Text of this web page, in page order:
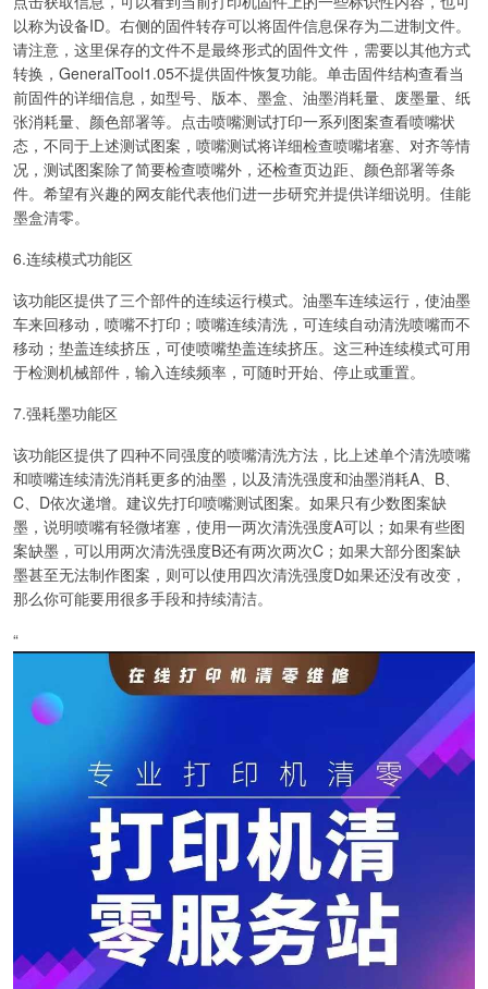
以称为设备ID。右侧的固件转存可以将固件信息保存为二进制文件。
请注意，这里保存的文件不是最终形式的固件文件，需要以其他方式
转换，GeneralTool1.05不提供固件恢复功能。单击固件结构查看当
前固件的详细信息，如型号、版本、墨盒、油墨消耗量、废墨量、纸
张消耗量、颜色部署等。点击喷嘴测试打印一系列图案查看喷嘴状
态，不同于上述测试图案，喷嘴测试将详细检查喷嘴堵塞、对齐等情
况，测试图案除了简要检查喷嘴外，还检查页边距、颜色部署等条
件。希望有兴趣的网友能代表他们进一步研究并提供详细说明。佳能
墨盒清零。
6.连续模式功能区
该功能区提供了三个部件的连续运行模式。油墨车连续运行，使油墨
车来回移动，喷嘴不打印；喷嘴连续清洗，可连续自动清洗喷嘴而不
移动；垫盖连续挤压，可使喷嘴垫盖连续挤压。这三种连续模式可用
于检测机械部件，输入连续频率，可随时开始、停止或重置。
7.强耗墨功能区
该功能区提供了四种不同强度的喷嘴清洗方法，比上述单个清洗喷嘴
和喷嘴连续清洗消耗更多的油墨，以及清洗强度和油墨消耗A、B、
C、D依次递增。建议先打印喷嘴测试图案。如果只有少数图案缺
墨，说明喷嘴有轻微堵塞，使用一两次清洗强度A可以；如果有些图
案缺墨，可以用两次清洗强度B还有两次两次C；如果大部分图案缺
墨甚至无法制作图案，则可以使用四次清洗强度D如果还没有改变，
那么你可能要用很多手段和持续清洁。
“